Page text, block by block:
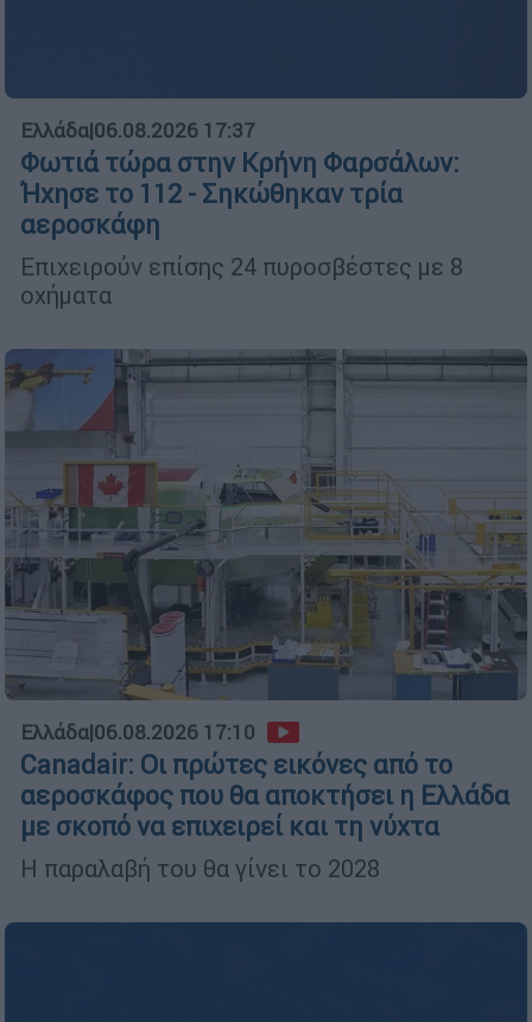
Ελλάδα|06.08.2026 17:37
Φωτιά τώρα στην Κρήνη Φαρσάλων:
Ήχησε το 112 - Σηκώθηκαν τρία
αεροσκάφη
Επιχειρούν επίσης 24 πυροσβέστες με 8
οχήματα
Ελλάδα|06.08.2026 17:10
Canadair: Οι πρώτες εικόνες από το
αεροσκάφος που θα αποκτήσει η Ελλάδα
με σκοπό να επιχειρεί και τη νύχτα
Η παραλαβή του θα γίνει το 2028